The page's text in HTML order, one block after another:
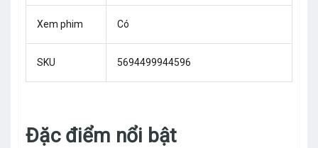
Xem phim Có
SKU 5694499944596
Đặc điểm nổi bật